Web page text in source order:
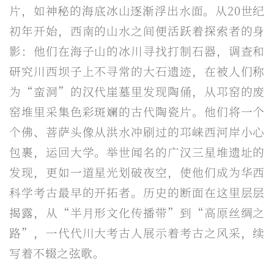
片，如神秘的海底冰山逐渐浮出水面。从20世纪
初年开始，西南的山水之间便活跃着探索者的身
影：他们在海子山的冰川寻找打制石器，调查和
研究川西坝子上不寻常的大石遗迹，在被人们称
为“蛮洞”的汉代崖墓里发现陶俑，从邛窑的废
窑堆里采集色彩斑斓的古代陶瓷片。他们将一个
个佛、菩萨头像从洪水冲刷过的邛崃西河岸小心
包裹，运回大学。举世闻名的广汉三星堆遗址的
发现，更如一道星光划破夜空，使他们成为华西
科学考古最早的开拓者。历史的断面在这里层层
揭露，从“半月形文化传播带”到“高原丝绸之
路”，一代代川大考古人展示着考古之风采，续
写着不辍之弦歌。